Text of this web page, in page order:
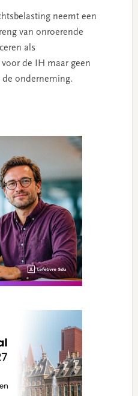
neemt een
van onroerende
als
de IH maar geen
onderneming.